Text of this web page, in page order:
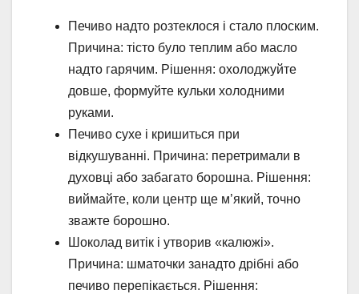
Печиво надто розтеклося і стало плоским.
Причина: тісто було теплим або масло
надто гарячим. Рішення: охолоджуйте
довше, формуйте кульки холодними
руками.
Печиво сухе і кришиться при
відкушуванні. Причина: перетримали в
духовці або забагато борошна. Рішення:
виймайте, коли центр ще м’який, точно
зважте борошно.
Шоколад витік і утворив «калюжі».
Причина: шматочки занадто дрібні або
печиво перепікається. Рішення: